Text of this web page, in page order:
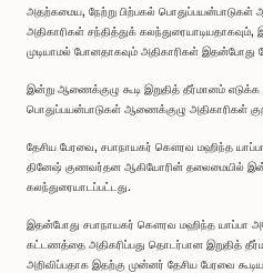
அதற்கமைய, நேற்று பிற்பகல்
அதிகாரிகள் சந்தித்துக்
முடியாமல் போனதாகவும் அதிகாரிகள் இதன்போது
இன்று ஆணைக்குழு கூடி இறுதித் தீர்மானம்
பொதுப்பயன்பாடுகள் ஆணைக்குழு அதிகாரிகள்
தேசிய பேரவை, சபாநாயகர் கௌரவ மஹிந்த
தினேஷ் குணவர்தன ஆகியோரின் தலைமையில்
கலந்துரையாடப்பட்டது.
இதன்போது சபாநாயகர் கௌரவ மஹிந்த யாப்பா
கட்டணத்தை அதிகரிப்பது தொடர்பான இறுதித்
அறிவிப்பதாக இதற்கு முன்னர் தேசிய பேரவை